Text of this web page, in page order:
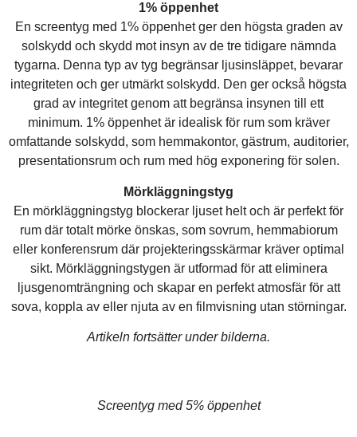
1% öppenhet
En screentyg med 1% öppenhet ger den högsta graden av
solskydd och skydd mot insyn av de tre tidigare nämnda
tygarna. Denna typ av tyg begränsar ljusinsläppet, bevarar
integriteten och ger utmärkt solskydd. Den ger också högsta
grad av integritet genom att begränsa insynen till ett
minimum. 1% öppenhet är idealisk för rum som kräver
omfattande solskydd, som hemmakontor, gästrum, auditorier,
presentationsrum och rum med hög exponering för solen.
Mörkläggningstyg
En mörkläggningstyg blockerar ljuset helt och är perfekt för
rum där totalt mörke önskas, som sovrum, hemmabiorum
eller konferensrum där projekteringsskärmar kräver optimal
sikt. Mörkläggningstygen är utformad för att eliminera
ljusgenomträngning och skapar en perfekt atmosfär för att
sova, koppla av eller njuta av en filmvisning utan störningar.
Artikeln fortsätter under bilderna.
Screentyg med 5% öppenhet